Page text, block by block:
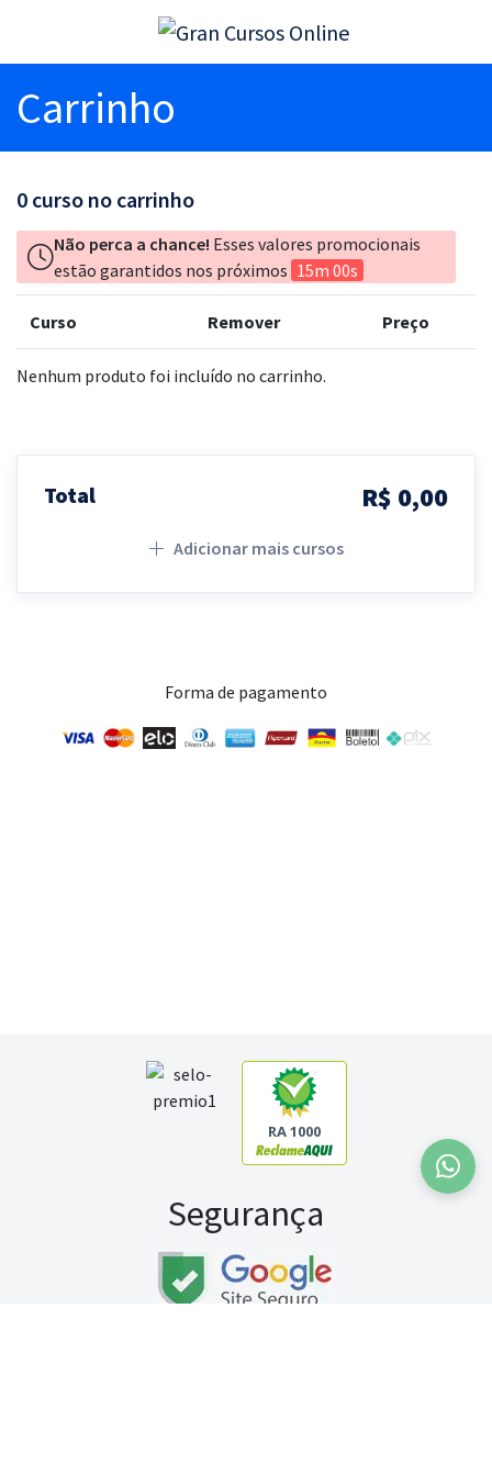
Carrinho
0 curso no carrinho
Não perca a chance! Esses valores promocionais
estão garantidos nos próximos 15m 00s
Curso Remover Preço
Nenhum produto foi incluído no carrinho.
Total R$ 0,00
Adicionar mais cursos
Forma de pagamento
RA 1000
Segurança